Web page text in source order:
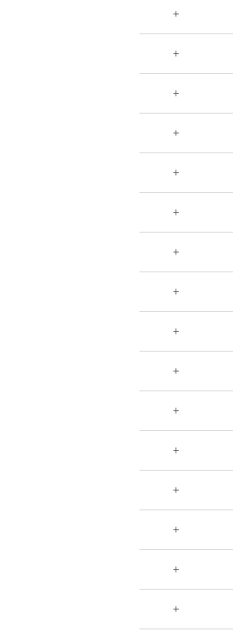
+
+
+
+
+
+
+
+
+
+
+
+
+
+
+
+